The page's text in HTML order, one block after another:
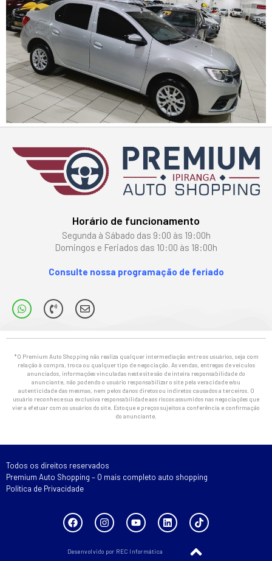
Horário de funcionamento
Segunda à Sábado das 9:00 às 19:00h
Domingos e Feriados das 10:00 às 18:00h
Consulte nossa programação de feriado
*O Premium Auto Shopping não realiza qualquer intermediação entre os usuários, seja com
relação à compra, troca ou qualquer tipo de negociação. As vendas, entregas de veículos
anunciados, informações vinculadas neste site são de inteira responsabilidade do
anunciante, não podendo o usuário responsabilizar o site pela veracidade e/ou
autenticidade das mesmas, nem pelos danos diretos ou indiretos causados a terceiros. O
usuário reconhece sua exclusiva responsabilidade aos riscos assumidos nas negociações que
vier a efetuar com os usuários do site. Estoque e preços sujeitos a conferência e confirmação
do anunciante.
Todos os direitos reservados
Premium Auto Shopping – O mais completo auto shopping
Política de Privacidade
Desenvolvido por REC Informática